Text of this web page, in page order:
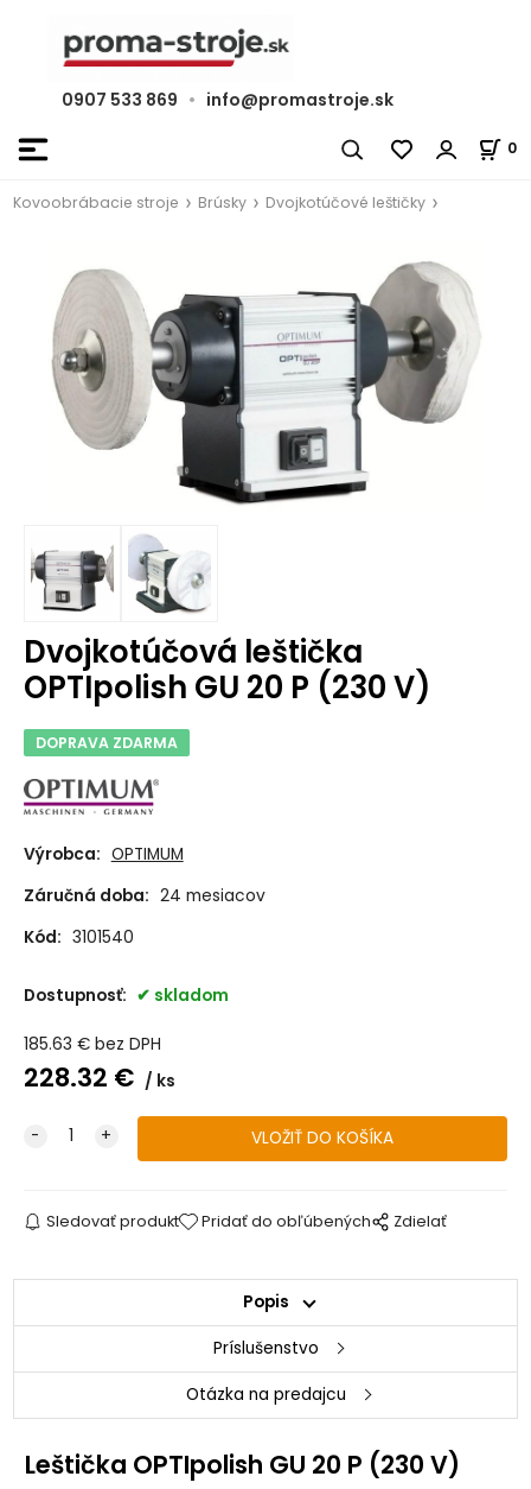
0907 533 869 • info@promastroje.sk
0
Kovoobrábacie stroje Brúsky Dvojkotúčové leštičky
Dvojkotúčová leštička
OPTIpolish GU 20 P (230 V)
DOPRAVA ZDARMA
Výrobca: OPTIMUM
Záručná doba: 24 mesiacov
Kód: 3101540
Dostupnosť: skladom
185.63 € bez DPH
228.32 € ks
Sledovať produkt Pridať do obľúbených Zdielať
Popis
Príslušenstvo
Otázka na predajcu
Leštička OPTIpolish GU 20 P (230 V)